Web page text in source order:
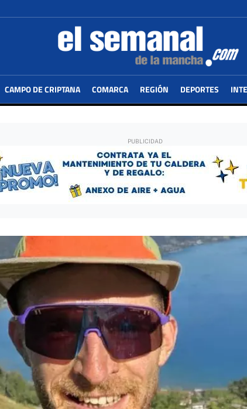
CAMPO DE CRIPTANA COMARCA REGIÓN DEPORTES